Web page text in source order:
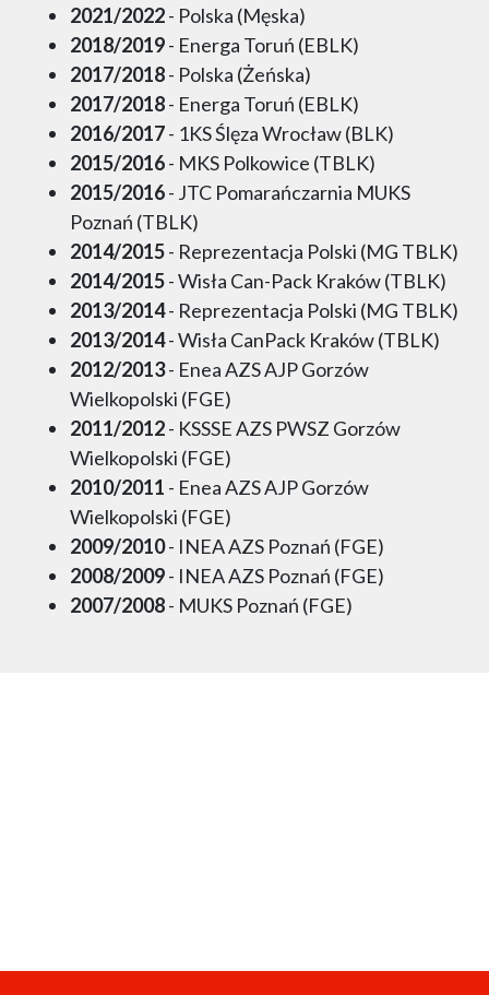
2021/2022- Polska (Męska)
2018/2019- Energa Toruń (EBLK)
2017/2018- Polska (Żeńska)
2017/2018- Energa Toruń (EBLK)
2016/2017- 1KS Ślęza Wrocław (BLK)
2015/2016- MKS Polkowice (TBLK)
2015/2016- JTC Pomarańczarnia MUKS
Poznań (TBLK)
2014/2015- Reprezentacja Polski (MG TBLK)
2014/2015- Wisła Can-Pack Kraków (TBLK)
2013/2014- Reprezentacja Polski (MG TBLK)
2013/2014- Wisła CanPack Kraków (TBLK)
2012/2013- Enea AZS AJP Gorzów
Wielkopolski (FGE)
2011/2012- KSSSE AZS PWSZ Gorzów
Wielkopolski (FGE)
2010/2011 - Enea AZS AJP Gorzów
Wielkopolski (FGE)
2009/2010- INEA AZS Poznań (FGE)
2008/2009- INEA AZS Poznań (FGE)
2007/2008- MUKS Poznań (FGE)